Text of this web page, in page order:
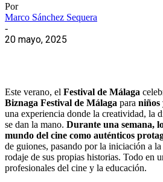
Por
Marco Sánchez Sequera
-
20 mayo, 2025
Este verano, el Festival de Málaga
Biznaga Festival de Málaga para niños
una experiencia donde la creatividad, la
se dan la mano. Durante una semana,
mundo del cine como auténticos
de guiones, pasando por la iniciación a
rodaje de sus propias historias. Todo en
profesionales del cine y la educación.